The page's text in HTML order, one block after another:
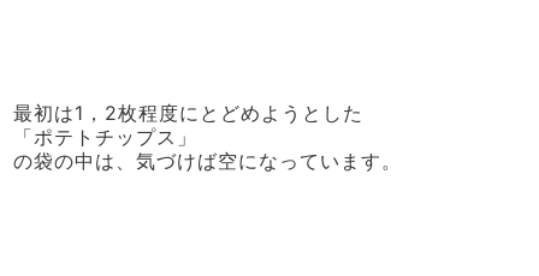
最初は1，2枚程度にとどめようとした
「ポテトチップス」
の袋の中は、気づけば空になっています。